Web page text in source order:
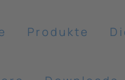
Produkte